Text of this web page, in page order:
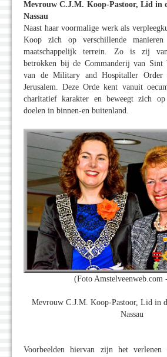
Mevrouw C.J.M. Koop-Pastoor, Lid in
Nassau
Naast haar voormalige werk als
Koop zich op verschillende
maatschappelijk terrein. Zo is zij
betrokken bij de Commanderij van Sint
van de Military and Hospitaller
Jerusalem. Deze Orde kent vanuit
charitatief karakter en beweegt zich
doelen in binnen-en buitenland.
(Foto Amstelveenweb.com
Mevrouw C.J.M. Koop-Pastoor, Lid in
Nassau
Voorbeelden hiervan zijn het verlenen